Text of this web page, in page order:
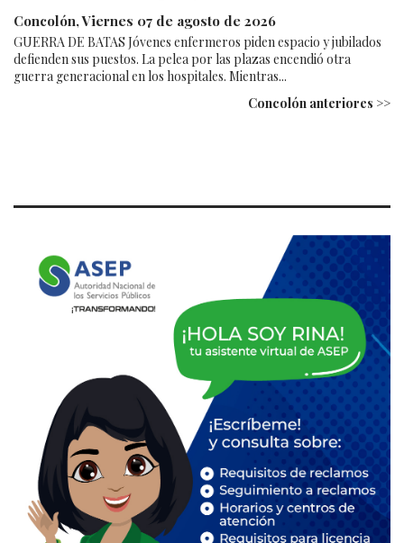
Concolón, Viernes 07 de agosto de 2026
GUERRA DE BATAS Jóvenes enfermeros piden espacio y jubilados
defienden sus puestos. La pelea por las plazas encendió otra
guerra generacional en los hospitales. Mientras...
Concolón anteriores >>